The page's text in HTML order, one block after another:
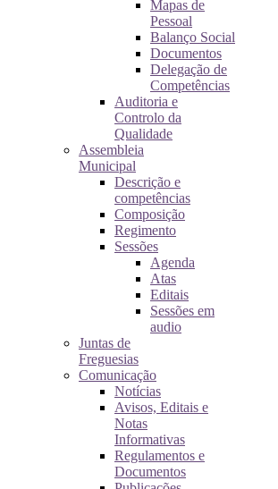
Mapas de
Pessoal
Balanço Social
Documentos
Delegação de
Competências
Auditoria e
Controlo da
Qualidade
Assembleia
Municipal
Descrição e
competências
Composição
Regimento
Sessões
Agenda
Atas
Editais
Sessões em
audio
Juntas de
Freguesias
Comunicação
Notícias
Avisos, Editais e
Notas
Informativas
Regulamentos e
Documentos